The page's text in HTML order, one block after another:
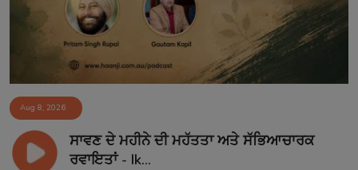
Aug 8, 2026
ਸਾਵਣ ਦੇ ਮਹੀਨੇ ਦੀ ਮਹੱਤਤਾ ਅਤੇ ਸੱਭਿਆਚਾਰਕ
ਰਵਾਇਤਾਂ - Ik...